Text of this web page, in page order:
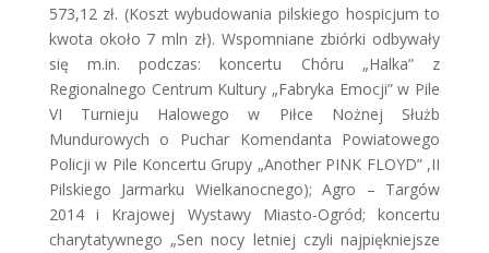
573,12 zł. (Koszt wybudowania pilskiego hospicjum to
kwota około 7 mln zł). Wspomniane zbiórki odbywały
się m.in. podczas: koncertu Chóru „Halka” z
Regionalnego Centrum Kultury „Fabryka Emocji” w Pile
VI Turnieju Halowego w Piłce Nożnej Służb
Mundurowych o Puchar Komendanta Powiatowego
Policji w Pile Koncertu Grupy „Another PINK FLOYD” ,II
Pilskiego Jarmarku Wielkanocnego); Agro – Targów
2014 i Krajowej Wystawy Miasto-Ogród; koncertu
charytatywnego „Sen nocy letniej czyli najpiękniejsze